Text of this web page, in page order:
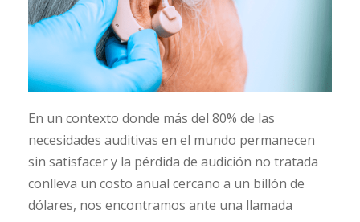
En un contexto donde más del 80% de las
necesidades auditivas en el mundo permanecen
sin satisfacer y la pérdida de audición no tratada
conlleva un costo anual cercano a un billón de
dólares, nos encontramos ante una llamada